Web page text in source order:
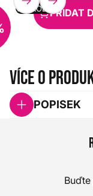
VÝPRODEJPŘIDAT
Více o
POPISEK